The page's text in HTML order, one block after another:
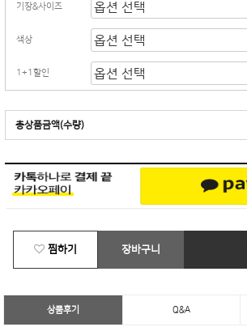
기장&사이즈
색상
1+1할인
총상품금액(수량)
찜하기 장바구니
상품후기 Q&A